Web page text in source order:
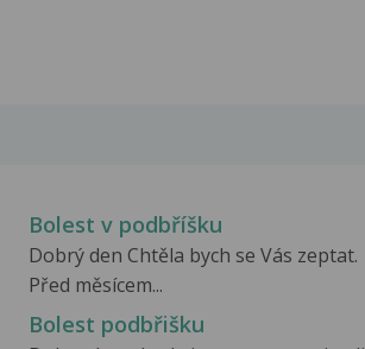
Bolest v podbříšku
Dobrý den Chtěla bych se Vás zeptat.
Před měsícem...
Bolest podbřišku